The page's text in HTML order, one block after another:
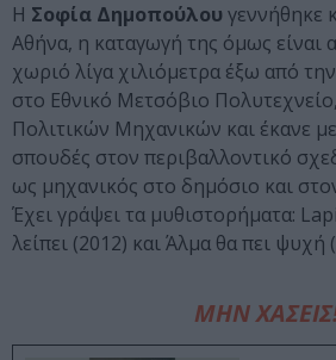
H Σοφία Δημοπούλου γεννήθηκε
Αθήνα, η καταγωγή της όμως είναι
χωριό λίγα χιλιόμετρα έξω από
στο Εθνικό Μετσόβιο
Πολιτικών Μηχανικών και έκανε
σπουδές στον περιβαλλοντικό
ως μηχανικός στο δημόσιο και
Έχει γράψει τα μυθιστορήματα:
λείπει (2012) και Άλμα θα πει ψυχή
ΜΗΝ